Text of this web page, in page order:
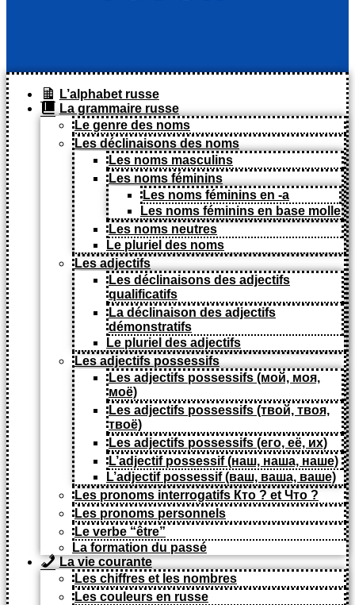
L’alphabet russe
La grammaire russe
Le genre des noms
Les déclinaisons des noms
Les noms masculins
Les noms féminins
Les noms féminins en -a
Les noms féminins en base molle
Les noms neutres
Le pluriel des noms
Les adjectifs
Les déclinaisons des adjectifs
qualificatifs
La déclinaison des adjectifs
démonstratifs
Le pluriel des adjectifs
Les adjectifs possessifs
Les adjectifs possessifs (мой, моя,
моё)
Les adjectifs possessifs (твой, твоя,
твоё)
Les adjectifs possessifs (его, её, их)
L’adjectif possessif (наш, наша, наше)
L’adjectif possessif (ваш, ваша, ваше)
Les pronoms interrogatifs Кто ? et Что ?
Les pronoms personnels
Le verbe “être”
La formation du passé
La vie courante
Les chiffres et les nombres
Les couleurs en russe